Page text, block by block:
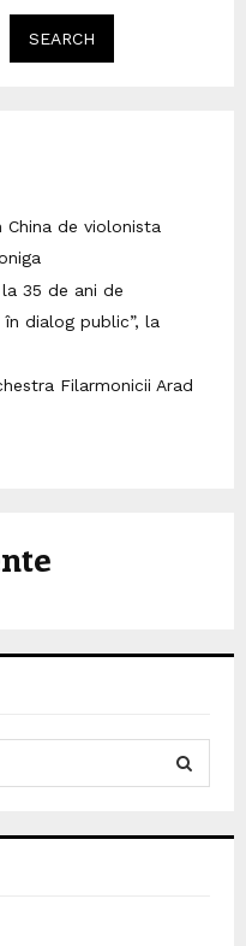
SEARCH
China de violonista
35 de ani de
dialog public”, la
Filarmonicii Arad